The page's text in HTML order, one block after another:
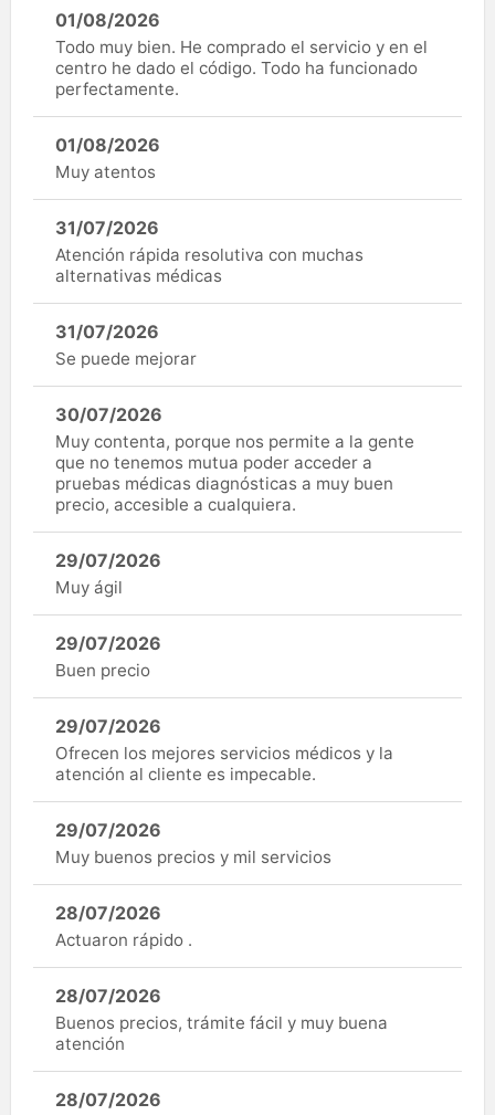
01/08/2026
Todo muy bien. He comprado el servicio y en el
centro he dado el código. Todo ha funcionado
perfectamente.
01/08/2026
Muy atentos
31/07/2026
Atención rápida resolutiva con muchas
alternativas médicas
31/07/2026
Se puede mejorar
30/07/2026
Muy contenta, porque nos permite a la gente
que no tenemos mutua poder acceder a
pruebas médicas diagnósticas a muy buen
precio, accesible a cualquiera.
29/07/2026
Muy ágil
29/07/2026
Buen precio
29/07/2026
Ofrecen los mejores servicios médicos y la
atención al cliente es impecable.
29/07/2026
Muy buenos precios y mil servicios
28/07/2026
Actuaron rápido .
28/07/2026
Buenos precios, trámite fácil y muy buena
atención
28/07/2026